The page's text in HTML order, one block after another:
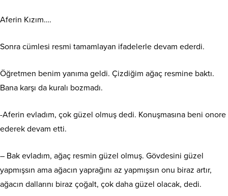
Aferin Kızım….
Sonra cümlesi resmi tamamlayan ifadelerle devam ederdi.
Öğretmen benim yanıma geldi. Çizdiğim ağaç resmine baktı.
Bana karşı da kuralı bozmadı.
-Aferin evladım, çok güzel olmuş dedi. Konuşmasına beni onore
ederek devam etti.
– Bak evladım, ağaç resmin güzel olmuş. Gövdesini güzel
yapmışsın ama ağacın yaprağını az yapmışsın onu biraz artır,
ağacın dallarını biraz çoğalt, çok daha güzel olacak, dedi.